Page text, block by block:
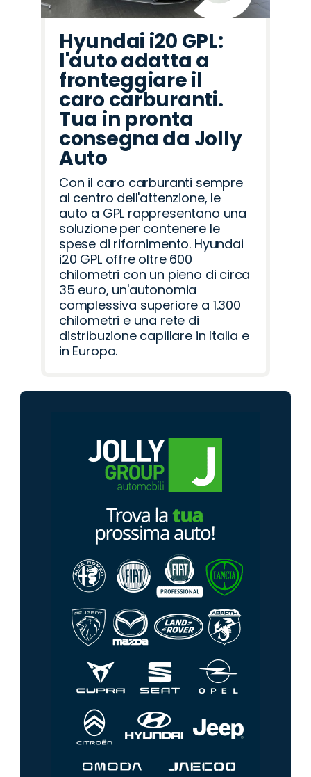
Hyundai i20 GPL:
l'auto adatta a
fronteggiare il
caro carburanti.
Tua in pronta
consegna da Jolly
Auto
Con il caro carburanti sempre
al centro dell'attenzione, le
auto a GPL rappresentano una
soluzione per contenere le
spese di rifornimento. Hyundai
i20 GPL offre oltre 600
chilometri con un pieno di circa
35 euro, un'autonomia
complessiva superiore a 1.300
chilometri e una rete di
distribuzione capillare in Italia e
in Europa.